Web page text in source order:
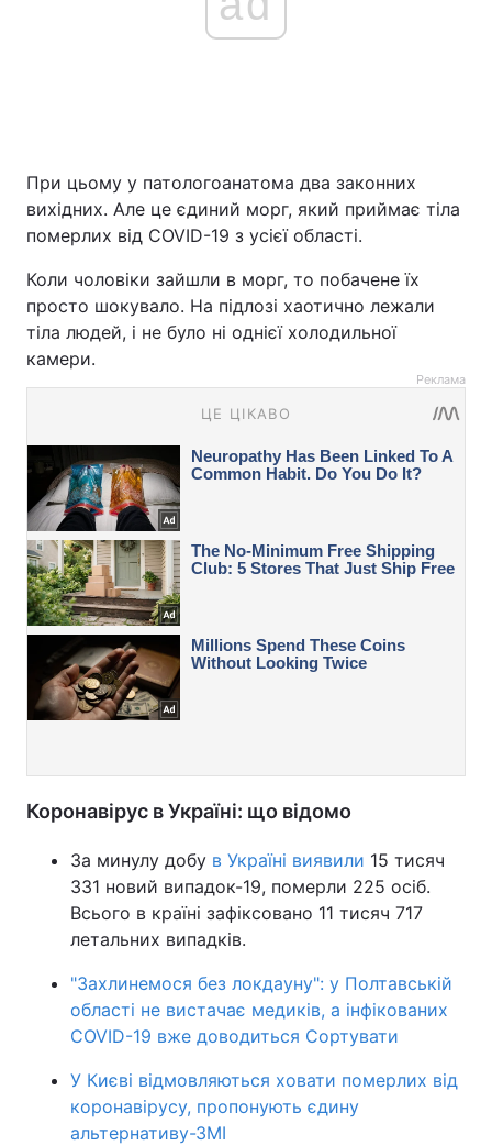
При цьому у патологоанатома два законних
вихідних. Але це єдиний морг, який приймає тіла
померлих від COVID-19 з усієї області.
Коли чоловіки зайшли в морг, то побачене їх
просто шокувало. На підлозі хаотично лежали
тіла людей, і не було ні однієї холодильної
камери.
Реклама
Коронавірус в Україні: що відомо
За минулу добу в Україні виявили 15 тисяч
331 новий випадок-19, померли 225 осіб.
Всього в країні зафіксовано 11 тисяч 717
летальних випадків.
"Захлинемося без локдауну": у Полтавській
області не вистачає медиків, а інфікованих
COVID-19 вже доводиться Сортувати
У Києві відмовляються ховати померлих від
коронавірусу, пропонують єдину
альтернативу-ЗМІ